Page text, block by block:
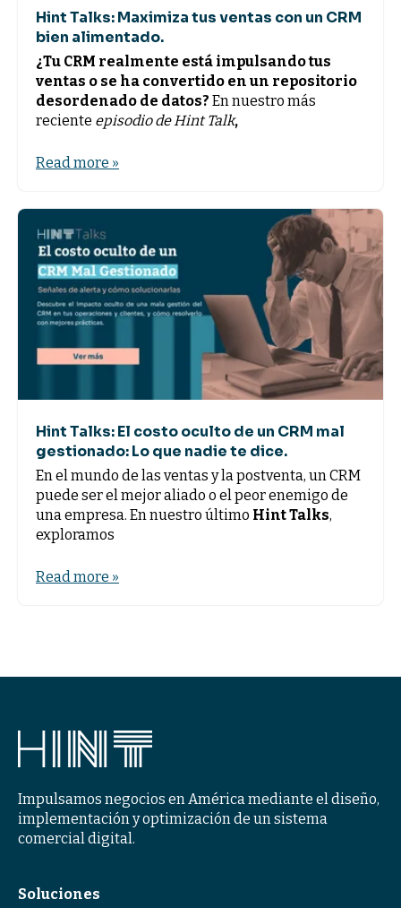
Hint Talks: Maximiza tus ventas con un CRM
bien alimentado.
¿Tu CRM realmente está impulsando tus
ventas o se ha convertido en un repositorio
desordenado de datos? En nuestro más
reciente episodio de Hint Talk,
Read more »
Hint Talks: El costo oculto de un CRM mal
gestionado: Lo que nadie te dice.
En el mundo de las ventas y la postventa, un CRM
puede ser el mejor aliado o el peor enemigo de
una empresa. En nuestro último Hint Talks,
exploramos
Read more »
Impulsamos negocios en América mediante el diseño,
implementación y optimización de un sistema
comercial digital.
Soluciones